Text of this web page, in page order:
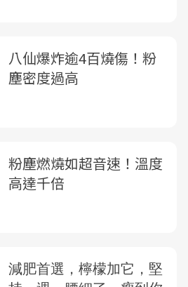
八仙爆炸逾4百燒傷！粉
塵密度過高
粉塵燃燒如超音速！溫度
高達千倍